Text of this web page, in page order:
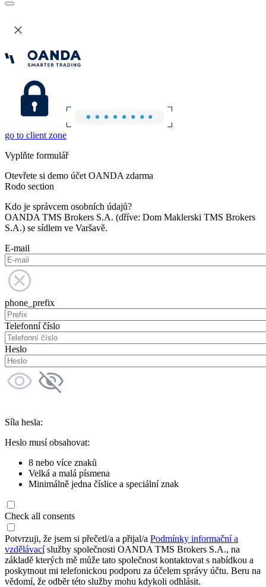
go to client zone
Vyplňte formulář
Otevřete si demo účet OANDA zdarma
Rodo section
Kdo je správcem osobních údajů?
OANDA TMS Brokers S.A. (dříve: Dom Maklerski TMS Brokers
S.A.) se sídlem ve Varšavě.
E-mail
phone_prefix
Telefonní číslo
Heslo
Síla hesla:
Heslo musí obsahovat:
8 nebo více znaků
Velká a malá písmena
Minimálně jedna číslice a speciální znak
Check all consents
Potvrzuji, že jsem si přečetl/a a přijal/a Podmínky informační a
vzdělávacíslužby společnosti OANDA TMS Brokers S.A., na
základě kterých mě může tato společnost kontaktovat s nabídkou a
poskytnout mi telefonickou podporu za účelem správy účtu. Beru na
vědomí, že odběr této služby mohu kdykoli odhlásit.